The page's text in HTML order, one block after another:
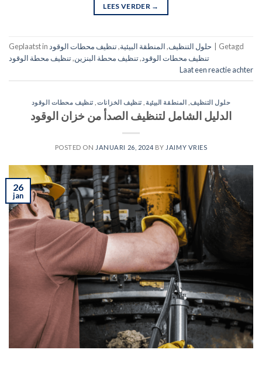
LEES VERDER →
Geplaatst in حلول التنظيف,المنطقة البيئية,تنظيف محطات الوقود
Getagd
تنظيف محطات الوقود,تنظيف محطة البنزين,تنظيف محطة الوقود
Laat een reactie achter
حلول التنظيف, المنطقة البيئية تنظيف الخزانات تنظيف محطات الوقود
الدليل الشامل لتنظيف الصدأ من خزان الوقود
POSTED ON JANUARI 26, 2024 BY JAIMY VRIES
26
jan